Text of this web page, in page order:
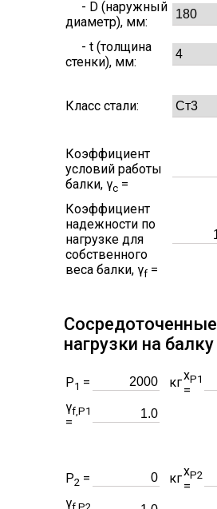
- D (наружный
диаметр), мм:
- t (толщина
стенки), мм:
Класс стали:
Коэффициент
условий работы
балки, γc =
Коэффициент
надежности по
нагрузке для
собственного
веса балки, γf =
Сосредоточенные
нагрузки на балку
P1 = кгxP1
=
γf,P1
=
P2 = кгxP2
=
γ